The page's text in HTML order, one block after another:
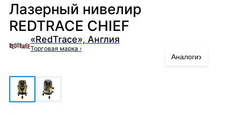
Лазерный нивелир
REDTRACE CHIEF
«RedTrace», Англия
Торговая марка ›
Аналоги›